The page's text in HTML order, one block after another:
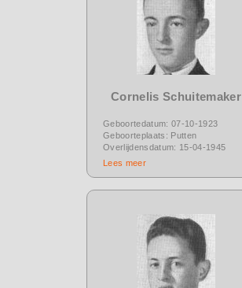
Cornelis Schuitemaker
Geboortedatum: 07-10-1923
Geboorteplaats: Putten
Overlijdensdatum: 15-04-1945
Lees meer